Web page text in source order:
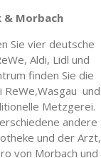
& Morbach
Sie vier deutsche
Aldi, Lidl und
finden Sie die
ReWe,Wasgau und
Metzgerei.
andere
und der Arzt,
von Morbach und